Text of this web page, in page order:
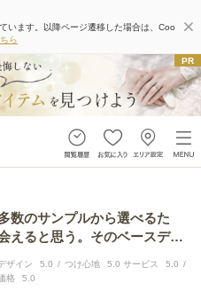
います。以降ページ遷移した場合は、Coo
ら
数のサンプルから選べるた
えると思う。そのベースデザ
ザイン 5.0 つけ心地 5.0 サービス
5.0
格
5.0